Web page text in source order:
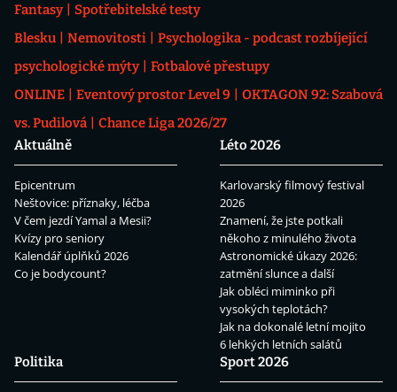
Fantasy
Spotřebitelské testy
Blesku
Nemovitosti
Psychologika - podcast rozbíjející
psychologické mýty
Fotbalové přestupy
ONLINE
Eventový prostor Level 9
OKTAGON 92: Szabová
vs. Pudilová
Chance Liga 2026/27
Aktuálně
Epicentrum
Neštovice: příznaky, léčba
V čem jezdí Yamal a Mesii?
Kvízy pro seniory
Kalendář úplňků 2026
Co je bodycount?
Léto 2026
Karlovarský filmový festival
2026
Znamení, že jste potkali
někoho z minulého života
Astronomické úkazy 2026:
zatmění slunce a další
Jak obléci miminko při
vysokých teplotách?
Jak na dokonalé letní mojito
6 lehkých letních salátů
Politika
Sport 2026